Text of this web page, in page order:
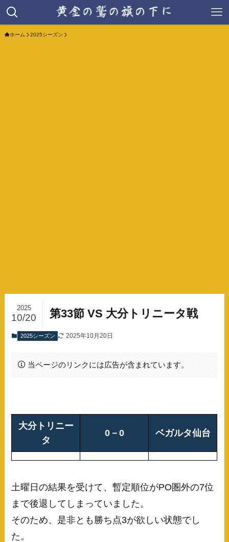
ホーム 2025シーズン
第33節 VS 大分トリニータ戦
2025
10/20
2025シーズン 2025年10月20日
当ページのリンクには広告が含まれています。
大分トリニー
タ
0－0 ベガルタ仙台
土曜日の結果を受けて、暫定順位がPO圏外の7位
まで後退してしまっていました。
そのため、是非とも勝ち点3が欲しい状態でし
た。